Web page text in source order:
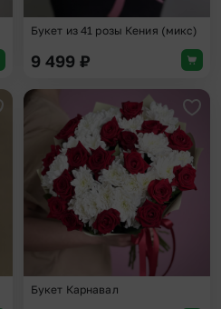
Букет из 41 розы Кения (микс)
9 499 ₽
Добавить в избранное
Букет Карнавал